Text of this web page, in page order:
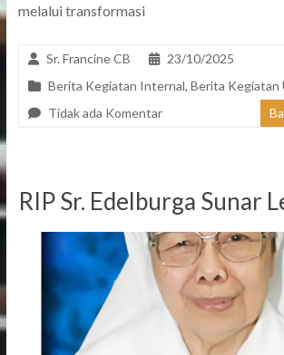
melalui transformasi
Sr. Francine CB
23/10/2025
Berita Kegiatan Internal, Berita Kegiatan
Tidak ada Komentar
RIP Sr. Edelburga Sunar